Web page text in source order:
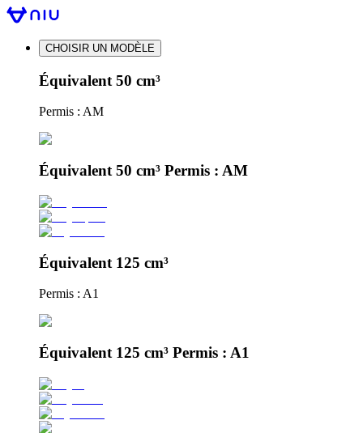
CHOISIR UN MODÈLE
Équivalent 50 cm³
Permis : AM
Équivalent 50 cm³ Permis : AM
Équivalent 125 cm³
Permis : A1
Équivalent 125 cm³ Permis : A1